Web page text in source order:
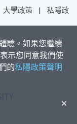
驗。如果您繼續
示您同意我們使
的私隱政策聲明
✕
大學政策 |
私隱政